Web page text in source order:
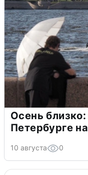
Осень
Петербурге
10 августа 0